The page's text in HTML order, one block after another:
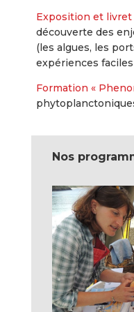
Exposition et
découverte des
(les algues, les
expériences
Formation «
Nos